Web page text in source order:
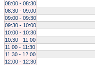
08:00 - 08:30
08:30 - 09:00
09:00 - 09:30
09:30 - 10:00
10:00 - 10:30
10:30 - 11:00
11:00 - 11:30
11:30 - 12:00
12:00 - 12:30